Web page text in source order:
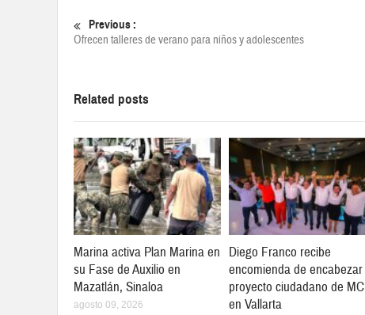
Previous :
Ofrecen talleres de verano para niños y adolescentes
Related posts
Marina activa Plan Marina en
su Fase de Auxilio en
Mazatlán, Sinaloa
agosto 09, 2026
Diego Franco recibe
encomienda de encabezar
proyecto ciudadano de MC
en Vallarta